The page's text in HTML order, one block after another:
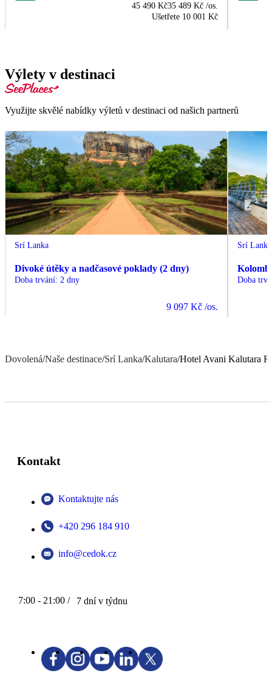
45 490 Kč35 489 Kč /os.
Ušetřete 10 001 Kč
Výlety v destinaci
Využijte skvělé nabídky výletů v destinaci od našich partnerů
Srí Lanka
Divoké útěky a nadčasové poklady (2 dny)
Doba trvání: 2 dny
9 097 Kč /os.
Srí Lanka
Doba
Dovolená/Naše destinace/Srí Lanka/Kalutara/Hotel Avani Kalutara
Kontakt
Kontaktujte nás
+420 296 184 910
info@cedok.cz
7:00 - 21:00 / 7 dní v týdnu